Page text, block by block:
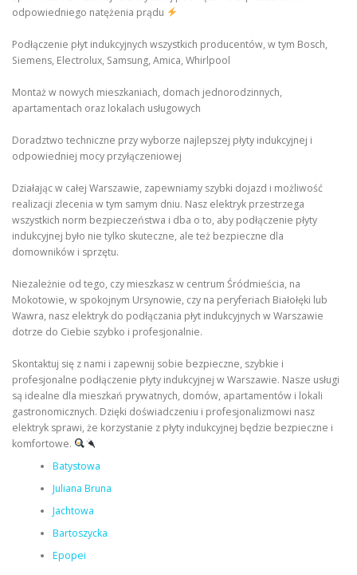
odpowiedniego natężenia prądu
Podłączenie płyt indukcyjnych wszystkich producentów, w tym Bosch,
Siemens, Electrolux, Samsung, Amica, Whirlpool
Montaż w nowych mieszkaniach, domach jednorodzinnych,
apartamentach oraz lokalach usługowych
Doradztwo techniczne przy wyborze najlepszej płyty indukcyjnej i
odpowiedniej mocy przyłączeniowej
Działając w całej Warszawie, zapewniamy szybki dojazd i możliwość
realizacji zlecenia w tym samym dniu. Nasz elektryk przestrzega
wszystkich norm bezpieczeństwa i dba o to, aby podłączenie płyty
indukcyjnej było nie tylko skuteczne, ale też bezpieczne dla
domowników i sprzętu.
Niezależnie od tego, czy mieszkasz w centrum Śródmieścia, na
Mokotowie, w spokojnym Ursynowie, czy na peryferiach Białołęki lub
Wawra, nasz elektryk do podłączania płyt indukcyjnych w Warszawie
dotrze do Ciebie szybko i profesjonalnie.
Skontaktuj się z nami i zapewnij sobie bezpieczne, szybkie i
profesjonalne podłączenie płyty indukcyjnej w Warszawie. Nasze usługi
są idealne dla mieszkań prywatnych, domów, apartamentów i lokali
gastronomicznych. Dzięki doświadczeniu i profesjonalizmowi nasz
elektryk sprawi, że korzystanie z płyty indukcyjnej będzie bezpieczne i
komfortowe.
Batystowa
Juliana Bruna
Jachtowa
Bartoszycka
Epopei